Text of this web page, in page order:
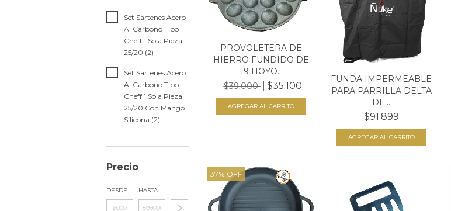
Set Sartenes Acero
Al Carbono Tipo
Cheff 1 Sola Pieza
25/20 (2)
Set Sartenes Acero
Al Carbono Tipo
Cheff 1 Sola Pieza
25/20 Con Mango
Silicona (2)
Precio
DESDE HASTA
PROVOLETERA DE
HIERRO FUNDIDO DE
19 HOYO...
$39.000
$35.100
FUNDA IMPERMEABLE
PARA PARRILLA DELTA
DE...
$91.899
37% OFF